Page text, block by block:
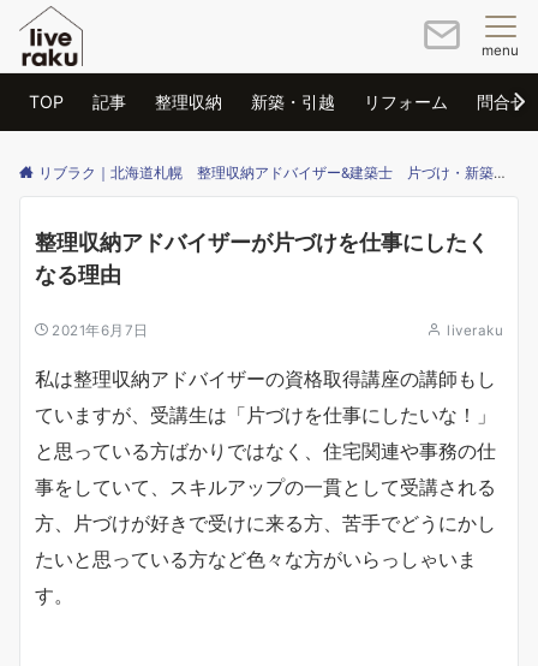
menu
TOP 記事 整理収納 新築・引越 リフォーム 問合せ
リブラク｜北海道札幌 整理収納アドバイザー&建築士 片づけ・新築・リフォームのご相談はリブラクまで
整理収納アドバイザーが片づけを仕事にしたく
なる理由
2021年6月7日 liveraku
私は整理収納アドバイザーの資格取得講座の講師もし
ていますが、受講生は「片づけを仕事にしたいな！」
と思っている方ばかりではなく、住宅関連や事務の仕
事をしていて、スキルアップの一貫として受講される
方、片づけが好きで受けに来る方、苦手でどうにかし
たいと思っている方など色々な方がいらっしゃいま
す。